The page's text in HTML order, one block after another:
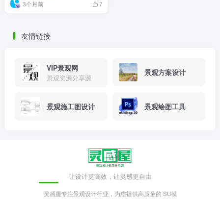
3个月前 7
友情链接
VIP景观网
景观资源分享源
景观方案设计
景观施工图设计 景观绘图工具
让设计更高效，让灵感更自由
灵感屋专注景观设计行业，为您提供高质量的 SU模